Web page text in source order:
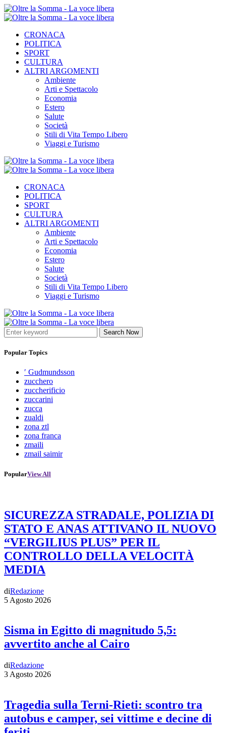
CRONACA
POLITICA
SPORT
CULTURA
ALTRI ARGOMENTI
Ambiente
Arti e Spettacolo
Economia
Estero
Salute
Società
Stili di Vita Tempo Libero
Viaggi e Turismo
CRONACA
POLITICA
SPORT
CULTURA
ALTRI ARGOMENTI
Ambiente
Arti e Spettacolo
Economia
Estero
Salute
Società
Stili di Vita Tempo Libero
Viaggi e Turismo
Search Now
Popular Topics
′ Gudmundsson
zucchero
zuccherificio
zuccarini
zucca
zualdi
zona ztl
zona franca
zmaili
zmail saimir
PopularView All
SICUREZZA STRADALE, POLIZIA DI
STATO E ANAS ATTIVANO IL NUOVO
“VERGILIUS PLUS” PER IL
CONTROLLO DELLA VELOCITÀ
MEDIA
diRedazione
5 Agosto 2026
Sisma in Egitto di magnitudo 5,5:
avvertito anche al Cairo
diRedazione
3 Agosto 2026
Tragedia sulla Terni-Rieti: scontro tra
autobus e camper, sei vittime e decine di